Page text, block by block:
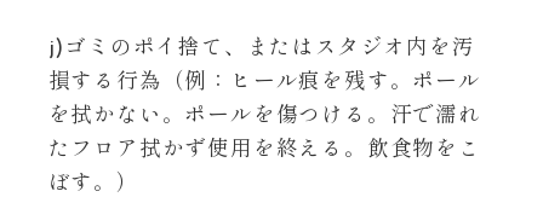
j)ゴミのポイ捨て、またはスタジオ内を汚
損する行為（例：ヒール痕を残す。ポール
を拭かない。ポールを傷つける。汗で濡れ
たフロア拭かず使用を終える。飲食物をこ
ぼす。）